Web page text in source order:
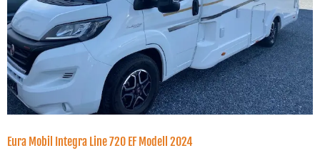
Eura Mobil Integra Line 720 EF Modell 2024